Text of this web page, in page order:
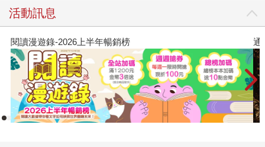
活動訊息
閱讀漫遊錄-2026上半年暢銷榜 通